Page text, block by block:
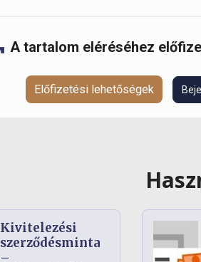
A tartalom eléréséhez
Előfizetési lehetőségek
Kivitelezési
szerződésminta
–